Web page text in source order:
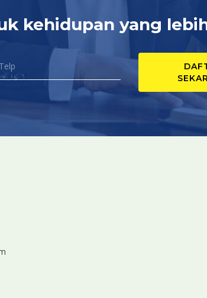
kehidupan yang